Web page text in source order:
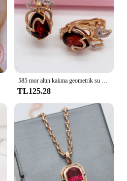
585 mor altın kakma geometrik su damlası yakut küpe kadınlar için 14K gül altın kaplama kristal kelebek kulak toka takı
TL125.28